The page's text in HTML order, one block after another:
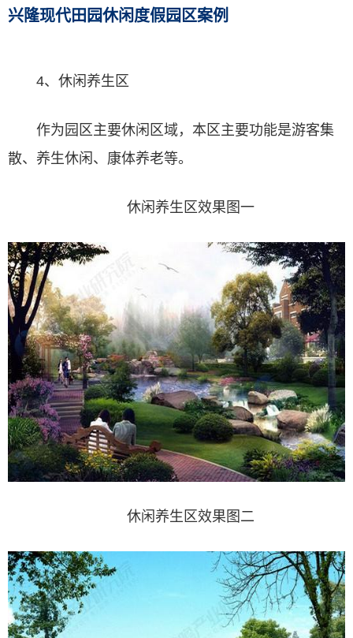
兴隆现代田园休闲度假园区案例
4、休闲养生区
作为园区主要休闲区域，本区主要功能是游客集
散、养生休闲、康体养老等。
休闲养生区效果图一
休闲养生区效果图二